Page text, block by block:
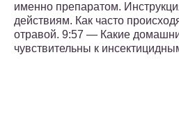
именно препаратом.
действиям. Как часто
отравой. 9:57 — Какие
чувствительны к